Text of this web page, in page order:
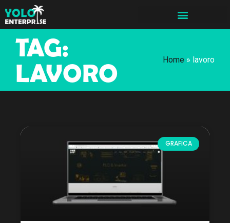
TAG:
LAVORO
Home » lavoro
GRAFICA